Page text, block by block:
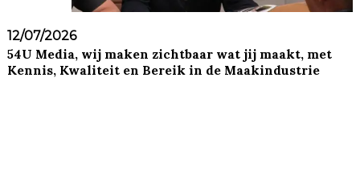
12/07/2026
54U Media, wij maken zichtbaar wat jij maakt, met
Kennis, Kwaliteit en Bereik in de Maakindustrie